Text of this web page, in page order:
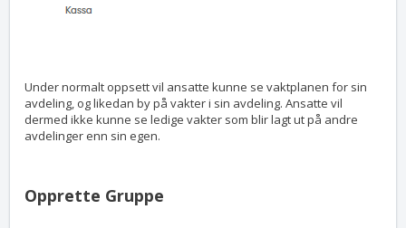
Under normalt oppsett vil ansatte kunne se vaktplanen for sin
avdeling, og likedan by på vakter i sin avdeling. Ansatte vil
dermed ikke kunne se ledige vakter som blir lagt ut på andre
avdelinger enn sin egen.
Opprette Gruppe